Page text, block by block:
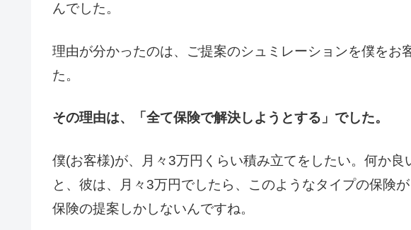
んでした。
理由が分かったのは、ご提案のシュミレーションを僕をお
た。
その理由は、「全て保険で解決しようとする」でした。
僕(お客様)が、月々3万円くらい積み立てをしたい。何か
と、彼は、月々3万円でしたら、このようなタイプの保険
保険の提案しかしないんですね。